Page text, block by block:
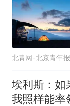
北青网-北京青年报
埃利斯：如
我照样能率